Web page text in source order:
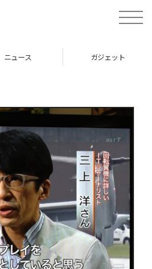
toggle
ニュース ガジェット